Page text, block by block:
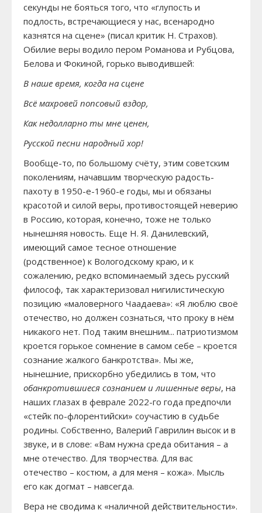
секунды не бояться того, что «глупость и
подлость, встречающиеся у нас, всенародно
казнятся на сцене» (писал критик Н. Страхов).
Обилие веры водило пером Романова и Рубцова,
Белова и Фокиной, горько выводившей:
В наше время, когда на сцене
Всё махровей попсовый вздор,
Как недолларно ты мне ценен,
Русской песни народный хор!
Вообще-то, по большому счёту, этим советским
поколениям, начавшим творческую радость-
пахоту в 1950-е-1960-е годы, мы и обязаны
красотой и силой веры, противостоящей неверию
в Россию, которая, конечно, тоже не только
нынешняя новость. Еще Н. Я. Данилевский,
имеющий самое тесное отношение
(родственное) к Вологодскому краю, и к
сожалению, редко вспоминаемый здесь русский
философ, так характеризовал нигилистическую
позицию «маловерного Чаадаева»: «Я люблю своё
отечество, но должен сознаться, что проку в нём
никакого нет. Под таким внешним... патриотизмом
кроется горькое сомнение в самом себе – кроется
сознание жалкого банкротства». Мы же,
нынешние, прискорбно убедились в том, что
обанкротившиеся сознанием и лишенные веры, на
наших глазах в феврале 2022-го года предпочли
«стейк по-флорентийски» соучастию в судьбе
родины. Собственно, Валерий Гаврилин высок и в
звуке, и в слове: «Вам нужна среда обитания – а
мне отечество. Для творчества. Для вас
отечество – костюм, а для меня – кожа». Мысль
его как догмат – навсегда.
Вера не сводима к «наличной действительности».